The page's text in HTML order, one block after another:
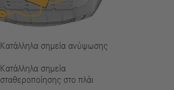
Κατάλληλα σημεία ανύψωσης
Κατάλληλα σημεία
σταθεροποίησης στο πλάι